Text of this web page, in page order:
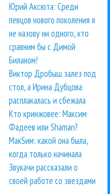
Юрий Аксюта: Среди
певцов нового поколения я
не назову ни одного, кто
сравним бы с Димой
Биланом!
Виктор Дробыш залез под
стол, а Ирина Дубцова
расплакалась и сбежала
Кто кринжовее: Максим
Фадеев или Shaman?
МакSим: какой она была,
когда только начинала
Звукачи рассказали о
своей работе со звездами